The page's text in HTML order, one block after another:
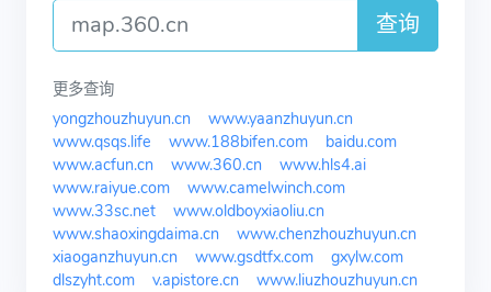
查询
更多查询
yongzhouzhuyun.cn
www.yaanzhuyun.cn
www.qsqs.life
www.188bifen.com
baidu.com
www.acfun.cn
www.360.cn
www.hls4.ai
www.raiyue.com
www.camelwinch.com
www.33sc.net
www.oldboyxiaoliu.cn
www.shaoxingdaima.cn
www.chenzhouzhuyun.cn
xiaoganzhuyun.cn
www.gsdtfx.com
gxylw.com
dlszyht.com
v.apistore.cn www.liuzhouzhuyun.cn